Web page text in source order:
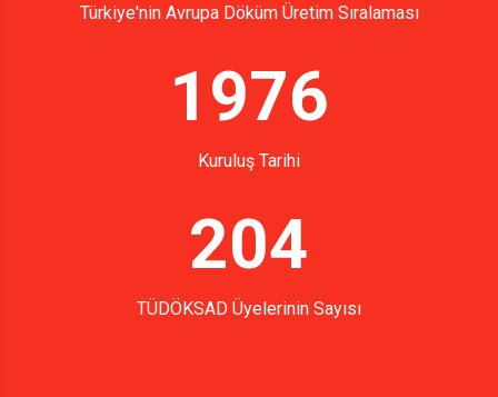
Türkiye'nin Avrupa Döküm Üretim Sıralaması
1976
Kuruluş Tarihi
204
TÜDÖKSAD Üyelerinin Sayısı